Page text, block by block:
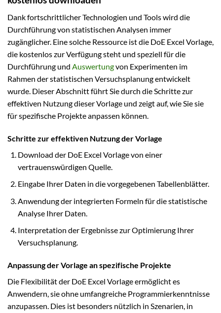
Dank fortschrittlicher Technologien und Tools wird die
Durchführung von statistischen Analysen immer
zugänglicher. Eine solche Ressource ist die DoE Excel Vorlage,
die kostenlos zur Verfügung steht und speziell für die
Durchführung und Auswertungvon Experimenten im
Rahmen der statistischen Versuchsplanung entwickelt
wurde. Dieser Abschnitt führt Sie durch die Schritte zur
effektiven Nutzung dieser Vorlage und zeigt auf, wie Sie sie
für spezifische Projekte anpassen können.
Schritte zur effektiven Nutzung der Vorlage
Download der DoE Excel Vorlage von einer
vertrauenswürdigen Quelle.
Eingabe Ihrer Daten in die vorgegebenen Tabellenblätter.
Anwendung der integrierten Formeln für die statistische
Analyse Ihrer Daten.
Interpretation der Ergebnisse zur Optimierung Ihrer
Versuchsplanung.
Anpassung der Vorlage an spezifische Projekte
Die Flexibilität der DoE Excel Vorlage ermöglicht es
Anwendern, sie ohne umfangreiche Programmierkenntnisse
anzupassen. Dies ist besonders nützlich in Szenarien, in